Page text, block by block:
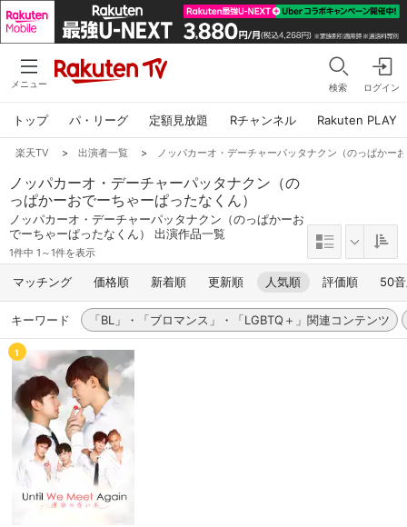
メニュー 検索 ログイン
トップ パ・リーグ 定額見放題 Rチャンネル Rakuten PLAY
楽天TV > 出演者一覧 > ノッパカーオ・デーチャーパッタナクン（のっぱかー
ノッパカーオ・デーチャーパッタナクン（の
っぱかーおでーちゃーぱったなくん）
ノッパカーオ・デーチャーパッタナクン（のっぱかーお
でーちゃーぱったなくん） 出演作品一覧
1件中 1～1件を表示
マッチング 価格順 新着順 更新順 人気順 評価順 50
キーワード 「BL」・「ブロマンス」・「LGBTQ＋」関連コンテンツ
1